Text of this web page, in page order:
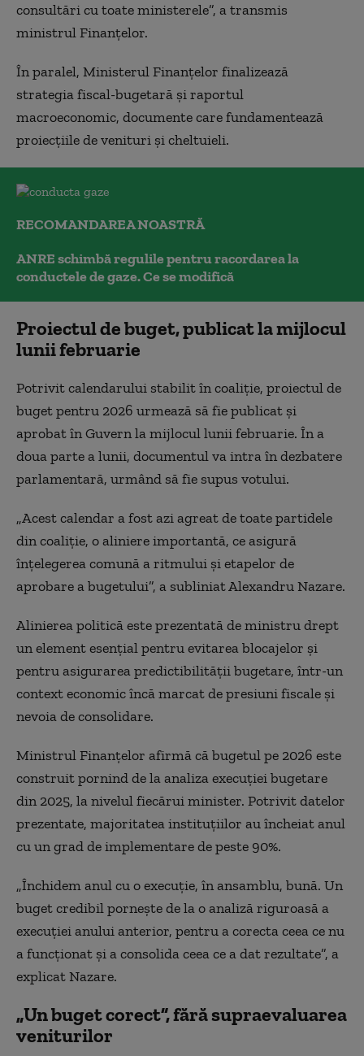
consultări cu toate ministerele”, a transmis
ministrul Finanțelor.
În paralel, Ministerul Finanțelor finalizează
strategia fiscal-bugetară și raportul
macroeconomic, documente care fundamentează
proiecțiile de venituri și cheltuieli.
RECOMANDAREA NOASTRĂ
ANRE schimbă regulile pentru racordarea la
conductele de gaze. Ce se modifică
Proiectul de buget, publicat la mijlocul
lunii februarie
Potrivit calendarului stabilit în coaliție, proiectul de
buget pentru 2026 urmează să fie publicat și
aprobat în Guvern la mijlocul lunii februarie. În a
doua parte a lunii, documentul va intra în dezbatere
parlamentară, urmând să fie supus votului.
„Acest calendar a fost azi agreat de toate partidele
din coaliție, o aliniere importantă, ce asigură
înțelegerea comună a ritmului și etapelor de
aprobare a bugetului”, a subliniat Alexandru Nazare.
Alinierea politică este prezentată de ministru drept
un element esențial pentru evitarea blocajelor și
pentru asigurarea predictibilității bugetare, într-un
context economic încă marcat de presiuni fiscale și
nevoia de consolidare.
Ministrul Finanțelor afirmă că bugetul pe 2026 este
construit pornind de la analiza execuției bugetare
din 2025, la nivelul fiecărui minister. Potrivit datelor
prezentate, majoritatea instituțiilor au încheiat anul
cu un grad de implementare de peste 90%.
„Închidem anul cu o execuție, în ansamblu, bună. Un
buget credibil pornește de la o analiză riguroasă a
execuției anului anterior, pentru a corecta ceea ce nu
a funcționat și a consolida ceea ce a dat rezultate”, a
explicat Nazare.
„Un buget corect”, fără supraevaluarea
veniturilor